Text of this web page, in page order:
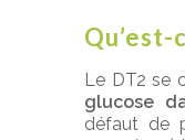
Qu’est-
Le DT2 se
glucose
défaut de